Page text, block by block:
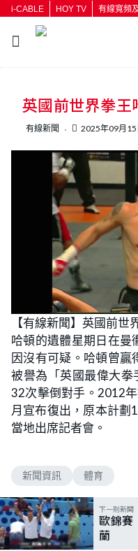
i-CABLE HOY TV 有線寬頻
按
英國前世界拳
有線新聞 2025年09月15
【有線新聞】英國前世
哈頓的遺體星期日在曼
因沒有可疑。哈頓曾贏
被譽為「英國最偉大
32次擊倒對手。2012
月宣布復出，原本計劃
當地出席記者會。
新聞資訊 體育
下一則新聞
歐錦賽
蘭